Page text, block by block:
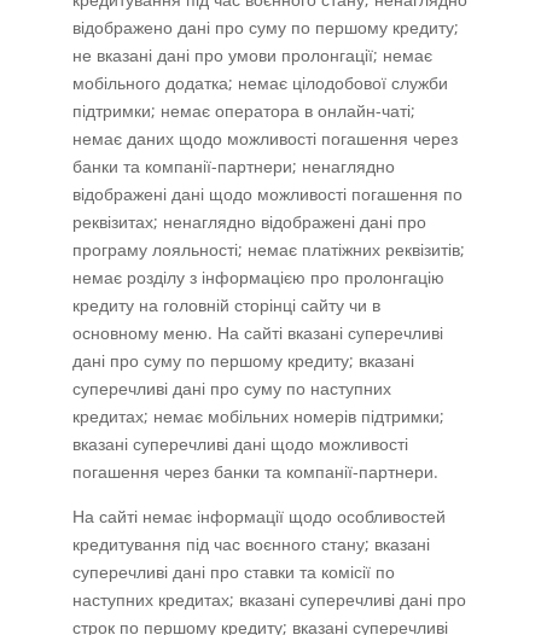
відображено дані про суму по першому кредиту;
не вказані дані про умови пролонгації; немає
мобільного додатка; немає цілодобової служби
підтримки; немає оператора в онлайн-чаті;
немає даних щодо можливості погашення через
банки та компанії-партнери; ненаглядно
відображені дані щодо можливості погашення по
реквізитах; ненаглядно відображені дані про
програму лояльності; немає платіжних реквізитів;
немає розділу з інформацією про пролонгацію
кредиту на головній сторінці сайту чи в
основному меню. На сайті вказані суперечливі
дані про суму по першому кредиту; вказані
суперечливі дані про суму по наступних
кредитах; немає мобільних номерів підтримки;
вказані суперечливі дані щодо можливості
погашення через банки та компанії-партнери.
На сайті немає інформації щодо особливостей
кредитування під час воєнного стану; вказані
суперечливі дані про ставки та комісії по
наступних кредитах; вказані суперечливі дані про
строк по першому кредиту; вказані суперечливі